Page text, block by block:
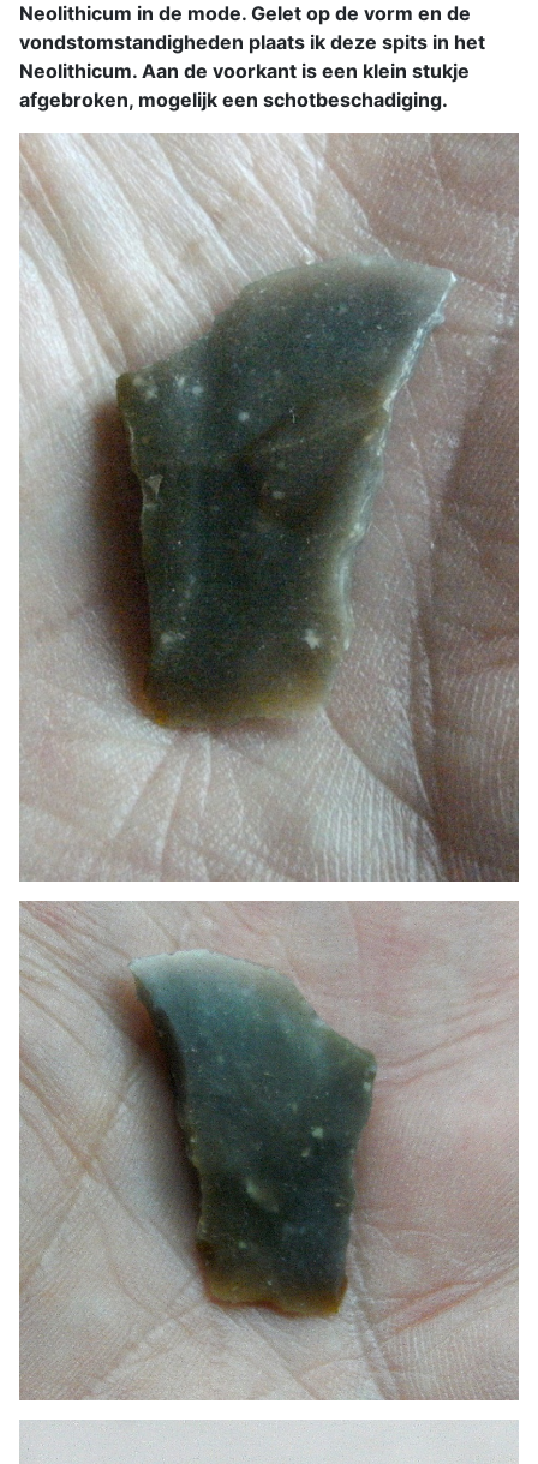
Neolithicum in de mode. Gelet op de vorm en de
vondstomstandigheden plaats ik deze spits in het
Neolithicum. Aan de voorkant is een klein stukje
afgebroken, mogelijk een schotbeschadiging.